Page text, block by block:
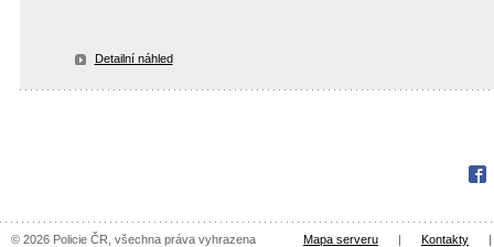
Detailní náhled
© 2026 Policie ČR, všechna práva vyhrazena Mapa serveru | Kontakty |